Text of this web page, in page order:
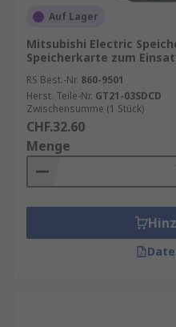
Auf Lager
Mitsubishi Electric
Speicherkarte zum
RS Best.-Nr. 860-9501
Herst. Teile-Nr. GT21-03SDCD
Zwischensumme (1 Stück)
CHF.32.60
Menge